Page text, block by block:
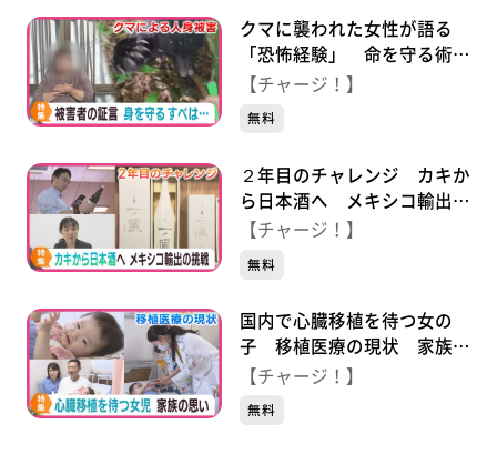
クマに襲われた女性が語る
「恐怖経験」 命を守る術
は…
【チャージ！】
無料
２年目のチャレンジ カキか
ら日本酒へ メキシコ輸出の
挑戦
【チャージ！】
無料
国内で心臓移植を待つ女の
子 移植医療の現状 家族の
思い
【チャージ！】
無料